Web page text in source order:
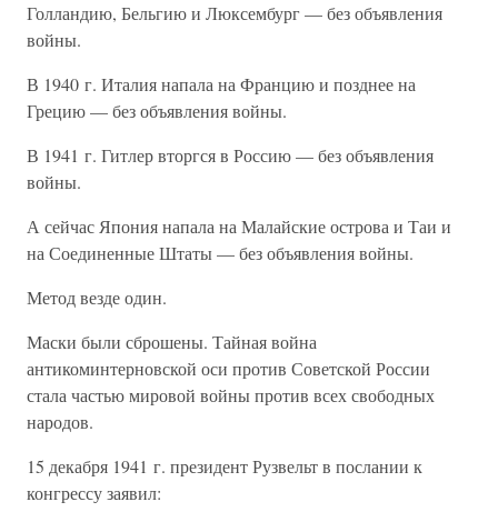
Голландию, Бельгию и Люксембург — без объявления
войны.
В 1940 г. Италия напала на Францию и позднее на
Грецию — без объявления войны.
В 1941 г. Гитлер вторгся в Россию — без объявления
войны.
А сейчас Япония напала на Малайские острова и Таи и
на Соединенные Штаты — без объявления войны.
Метод везде один.
Маски были сброшены. Тайная война
антикоминтерновской оси против Советской России
стала частью мировой войны против всех свободных
народов.
15 декабря 1941 г. президент Рузвельт в послании к
конгрессу заявил: